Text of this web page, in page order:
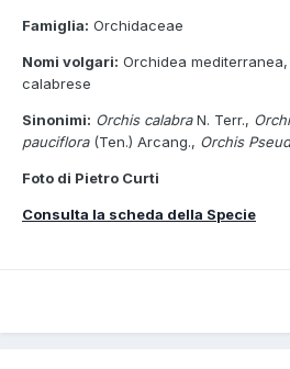
Famiglia: Orchidaceae
Nomi volgari: Orchidea
calabrese
Sinonimi: Orchis calabraN. Terr.,
pauciflora(Ten.) Arcang., Orchis
Foto di Pietro Curti
Consulta la scheda della Specie